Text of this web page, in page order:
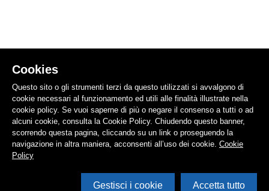
Cookies
Questo sito o gli strumenti terzi da questo utilizzati si avvalgono di
cookie necessari al funzionamento ed utili alle finalità illustrate nella
cookie policy. Se vuoi saperne di più o negare il consenso a tutti o ad
alcuni cookie, consulta la Cookie Policy. Chiudendo questo banner,
scorrendo questa pagina, cliccando su un link o proseguendo la
navigazione in altra maniera, acconsenti all’uso dei cookie. Cookie
Policy
Gestisci i cookie Accetta tutto